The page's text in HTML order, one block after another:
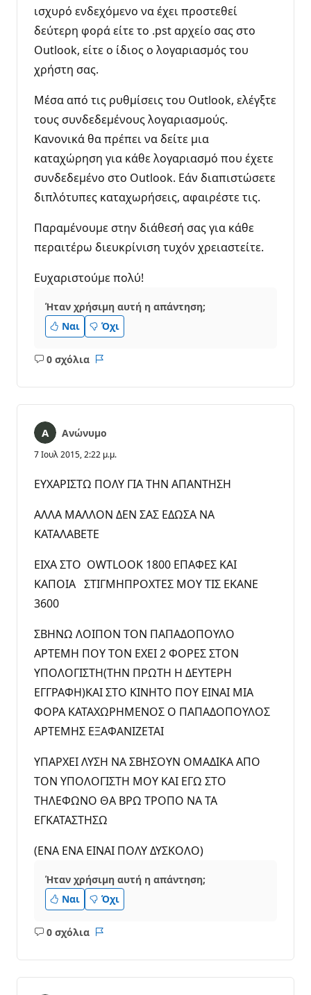
ισχυρό ενδεχόμενο να έχει προστεθεί
δεύτερη φορά είτε το .pst αρχείο σας στο
Outlook, είτε ο ίδιος ο λογαριασμός του
χρήστη σας.
Μέσα από τις ρυθμίσεις του Outlook, ελέγξτε
τους συνδεδεμένους λογαριασμούς.
Κανονικά θα πρέπει να δείτε μια
καταχώρηση για κάθε λογαριασμό που έχετε
συνδεδεμένο στο Outlook. Εάν διαπιστώσετε
διπλότυπες καταχωρήσεις, αφαιρέστε τις.
Παραμένουμε στην διάθεσή σας για κάθε
περαιτέρω διευκρίνιση τυχόν χρειαστείτε.
Ευχαριστούμε πολύ!
Ήταν χρήσιμη αυτή η απάντηση;
Ναι
Όχι
0 σχόλια
Κανένα
Ανώνυμο
7 Ιουλ 2015, 2:22 μ.μ.
ΕΥΧΑΡΙΣΤΩ ΠΟΛΥ ΓΙΑ ΤΗΝ ΑΠΑΝΤΗΣΗ
ΑΛΛΑ ΜΑΛΛΟΝ ΔΕΝ ΣΑΣ ΕΔΩΣΑ ΝΑ
ΚΑΤΑΛΑΒΕΤΕ
ΕΙΧΑ ΣΤΟ OWTLOOK 1800 ΕΠΑΦΕΣ ΚΑΙ
ΚΑΠΟΙΑ ΣΤΙΓΜΗΠΡΟΧΤΕΣ ΜΟΥ ΤΙΣ ΕΚΑΝΕ
3600
ΣΒΗΝΩ ΛΟΙΠΟΝ ΤΟΝ ΠΑΠΑΔΟΠΟΥΛΟ
ΑΡΤΕΜΗ ΠΟΥ ΤΟΝ ΕΧΕΙ 2 ΦΟΡΕΣ ΣΤΟΝ
ΥΠΟΛΟΓΙΣΤΗ(ΤΗΝ ΠΡΩΤΗ Η ΔΕΥΤΕΡΗ
ΕΓΓΡΑΦΗ)ΚΑΙ ΣΤΟ ΚΙΝΗΤΟ ΠΟΥ ΕΙΝΑΙ ΜΙΑ
ΦΟΡΑ ΚΑΤΑΧΩΡΗΜΕΝΟΣ Ο ΠΑΠΑΔΟΠΟΥΛΟΣ
ΑΡΤΕΜΗΣ ΕΞΑΦΑΝΙΖΕΤΑΙ
ΥΠΑΡΧΕΙ ΛΥΣΗ ΝΑ ΣΒΗΣΟΥΝ ΟΜΑΔΙΚΑ ΑΠΟ
ΤΟΝ ΥΠΟΛΟΓΙΣΤΗ ΜΟΥ ΚΑΙ ΕΓΩ ΣΤΟ
ΤΗΛΕΦΩΝΟ ΘΑ ΒΡΩ ΤΡΟΠΟ ΝΑ ΤΑ
ΕΓΚΑΤΑΣΤΗΣΩ
(ΕΝΑ ΕΝΑ ΕΙΝΑΙ ΠΟΛΥ ΔΥΣΚΟΛΟ)
Ήταν χρήσιμη αυτή η απάντηση;
Ναι
Όχι
0 σχόλια
Κανένα